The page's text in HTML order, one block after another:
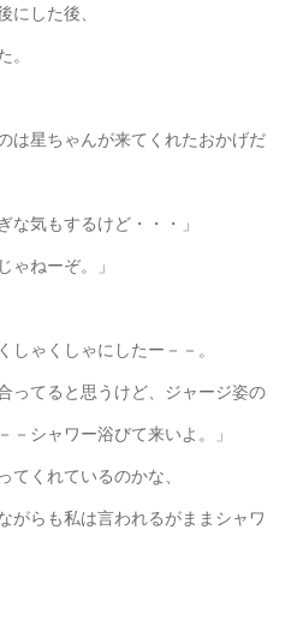
にした後、
。
は星ちゃんが来てくれたおかげだ
な気もするけど・・・」
ゃねーぞ。」
しゃくしゃにしたー－－。
ってると思うけど、ジャージ姿の
－シャワー浴びて来いよ。」
てくれているのかな、
がらも私は言われるがままシャワ